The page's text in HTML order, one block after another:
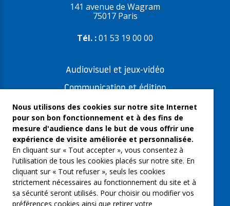
141 avenue de Wagram
75017 Paris
Tél. :01 53 19 00 00
Audiovisuel et jeux-vidéo
Communication et édition
Freelances et artistes-auteurs
Musique et spectacles
Qui sommes-nous ?
Groupe Emargence
C’moi le chef
Actualités
Nous utilisons des cookies sur notre site Internet
pour son bon fonctionnement et à des fins de
mesure d'audience dans le but de vous offrir une
expérience de visite améliorée et personnalisée.
En cliquant sur « Tout accepter », vous consentez à
l'utilisation de tous les cookies placés sur notre site. En
cliquant sur « Tout refuser », seuls les cookies
strictement nécessaires au fonctionnement du site et à
sa sécurité seront utilisés. Pour choisir ou modifier vos
préférences cookies ainsi que retirer votre